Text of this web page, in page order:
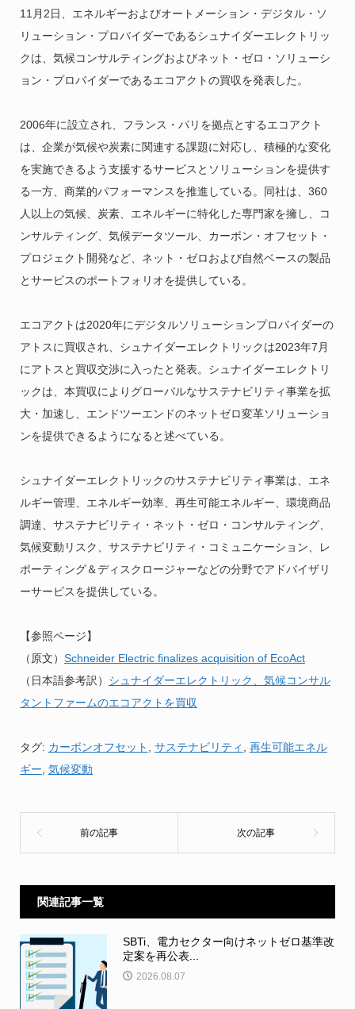
11月2日、エネルギーおよびオートメーション・デジタル・ソ
リューション・プロバイダーであるシュナイダーエレクトリッ
クは、気候コンサルティングおよびネット・ゼロ・ソリューシ
ョン・プロバイダーであるエコアクトの買収を発表した。
2006年に設立され、フランス・パリを拠点とするエコアクト
は、企業が気候や炭素に関連する課題に対応し、積極的な変化
を実施できるよう支援するサービスとソリューションを提供す
る一方、商業的パフォーマンスを推進している。同社は、360
人以上の気候、炭素、エネルギーに特化した専門家を擁し、コ
ンサルティング、気候データツール、カーボン・オフセット・
プロジェクト開発など、ネット・ゼロおよび自然ベースの製品
とサービスのポートフォリオを提供している。
エコアクトは2020年にデジタルソリューションプロバイダーの
アトスに買収され、シュナイダーエレクトリックは2023年7月
にアトスと買収交渉に入ったと発表。シュナイダーエレクトリ
ックは、本買収によりグローバルなサステナビリティ事業を拡
大・加速し、エンドツーエンドのネットゼロ変革ソリューショ
ンを提供できるようになると述べている。
シュナイダーエレクトリックのサステナビリティ事業は、エネ
ルギー管理、エネルギー効率、再生可能エネルギー、環境商品
調達、サステナビリティ・ネット・ゼロ・コンサルティング、
気候変動リスク、サステナビリティ・コミュニケーション、レ
ポーティング＆ディスクロージャーなどの分野でアドバイザリ
ーサービスを提供している。
【参照ページ】
（原文） Schneider Electric finalizes acquisition of EcoAct
（日本語参考訳） シュナイダーエレクトリック、気候コンサル
タントファームのエコアクトを買収
タグ: カーボンオフセット サステナビリティ
再生可能エネル
ギー 気候変動
関連記事一覧
SBTi、電力セクター向けネットゼロ基準改
定案を再公表...
2026.08.07